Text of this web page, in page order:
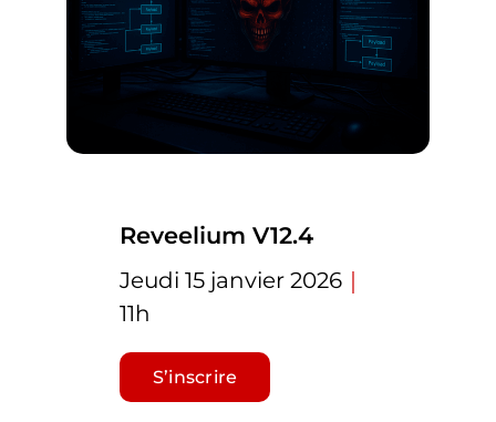
Reveelium V12.4
Jeudi 15 janvier 2026 ｜
11h
S’inscrire